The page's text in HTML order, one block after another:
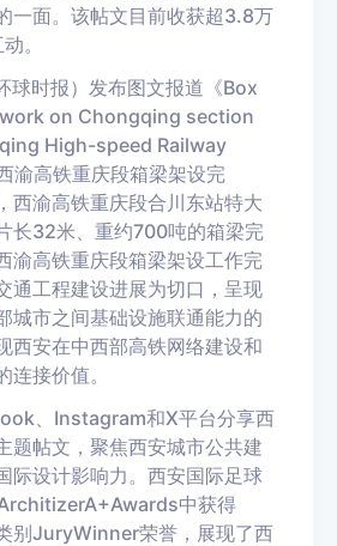
面。 该帖文目前收获超3.8万
。
球时报）发布图文报道《Box
on Chongqing section
High-speed Railway
渝高铁重庆段箱梁架设完
， 西渝高铁重庆段合川东站特大
长32米、重约700吨的箱梁完
渝高铁重庆段箱梁架设工作完
通工程建设进展为切口，呈现
城市之间基础设施联通能力的
西安在中西部高铁网络建设和
连接价值。
、 Instagram和X平台分享西
题帖文，聚焦西安城市公共建
际设计影响力。西安国际足球
A+Awards中获得
别JuryWinner荣誉，展现了西